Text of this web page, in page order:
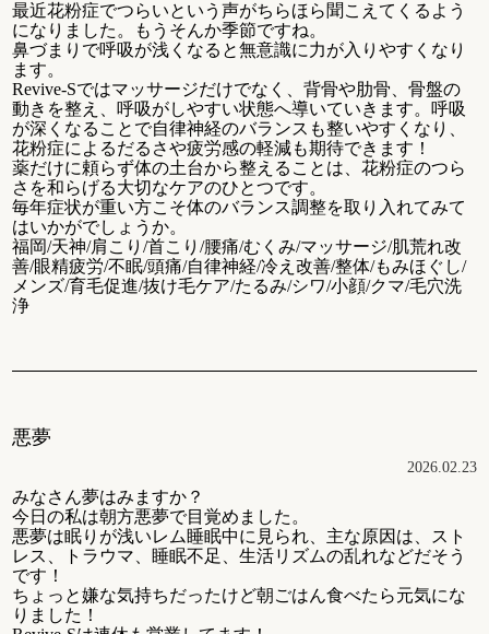
最近花粉症でつらいという声がちらほら聞こえてくるよう
になりました。もうそんか季節ですね。
鼻づまりで呼吸が浅くなると無意識に力が入りやすくなり
ます。
Revive-Sではマッサージだけでなく、背骨や肋骨、骨盤の
動きを整え、呼吸がしやすい状態へ導いていきます。呼吸
が深くなることで自律神経のバランスも整いやすくなり、
花粉症によるだるさや疲労感の軽減も期待できます！
薬だけに頼らず体の土台から整えることは、花粉症のつら
さを和らげる大切なケアのひとつです。
毎年症状が重い方こそ体のバランス調整を取り入れてみて
はいかがでしょうか。
福岡/天神/肩こり/首こり/腰痛/むくみ/マッサージ/肌荒れ改
善/眼精疲労/不眠/頭痛/自律神経/冷え改善/整体/もみほぐし/
メンズ/育毛促進/抜け毛ケア/たるみ/シワ/小顔/クマ/毛穴洗
浄
悪夢
2026.02.23
みなさん夢はみますか？
今日の私は朝方悪夢で目覚めました。
悪夢は眠りが浅いレム睡眠中に見られ、主な原因は、スト
レス、トラウマ、睡眠不足、生活リズムの乱れなどだそう
です！
ちょっと嫌な気持ちだったけど朝ごはん食べたら元気にな
りました！